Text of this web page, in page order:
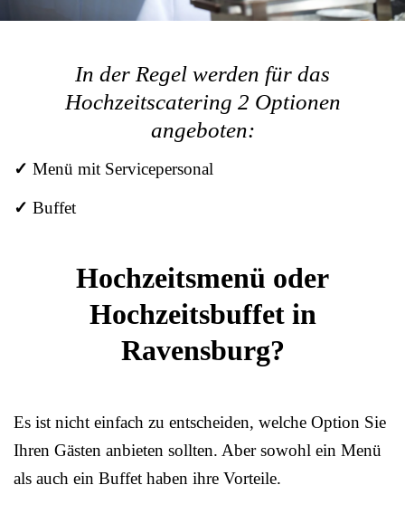
In der Regel werden für das
Hochzeitscatering 2 Optionen
angeboten:
✓ Menü mit Servicepersonal
✓ Buffet
Hochzeitsmenü oder
Hochzeitsbuffet in
Ravensburg?
Es ist nicht einfach zu entscheiden, welche Option Sie
Ihren Gästen anbieten sollten. Aber sowohl ein Menü
als auch ein Buffet haben ihre Vorteile.